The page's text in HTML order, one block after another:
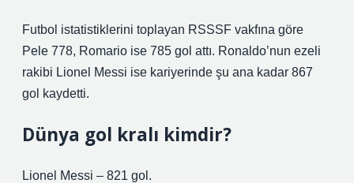
Futbol istatistiklerini toplayan RSSSF vakfına göre
Pele 778, Romario ise 785 gol attı. Ronaldo’nun ezeli
rakibi Lionel Messi ise kariyerinde şu ana kadar 867
gol kaydetti.
Dünya gol kralı kimdir?
Lionel Messi – 821 gol.